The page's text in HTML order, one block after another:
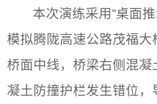
本次演练采用“桌面
模拟腾陇高速公路茂福
桥面中线，桥梁右侧混
凝土防撞护栏发生错位